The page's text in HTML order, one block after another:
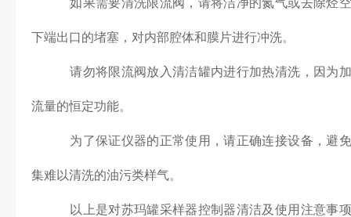
如果需要清洗限流阀，请将洁净的氮气或去除烃
下端出口的堵塞，对内部腔体和膜片进行冲洗。
请勿将限流阀放入清洁罐内进行加热清洗，因为
流量的恒定功能。
为了保证仪器的正常使用，请正确连接设备，避
集难以清洗的油污类样气。
以上是对苏玛罐采样器控制器清洁及使用注意事